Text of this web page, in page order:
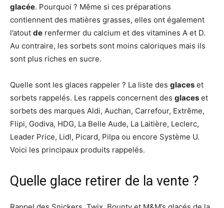
glacée. Pourquoi ? Même si ces préparations
contiennent des matières grasses, elles ont également
l’atout de renfermer du calcium et des vitamines A et D.
Au contraire, les sorbets sont moins caloriques mais ils
sont plus riches en sucre.
Quelle sont les glaces rappeler ? La liste des glaces et
sorbets rappelés. Les rappels concernent des glaces et
sorbets des marques Aldi, Auchan, Carrefour, Extrême,
Flipi, Godiva, HDG, La Belle Aude, La Laitière, Leclerc,
Leader Price, Lidl, Picard, Pilpa ou encore Système U.
Voici les principaux produits rappelés.
Quelle glace retirer de la vente ?